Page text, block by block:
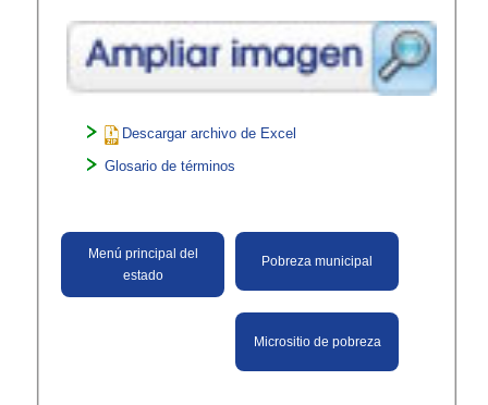
Descargar archivo de Excel
Glosario de términos​
Menú principal del
estado
Pobreza municipal
Micrositio de pobreza​